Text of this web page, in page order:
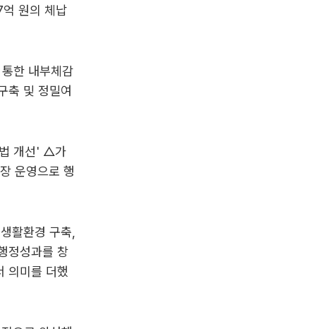
원의 체납
한 내부체감
축 및 정밀여
법 개선' △가
운영으로 행
활환경 구축,
정성과를 창
의미를 더했